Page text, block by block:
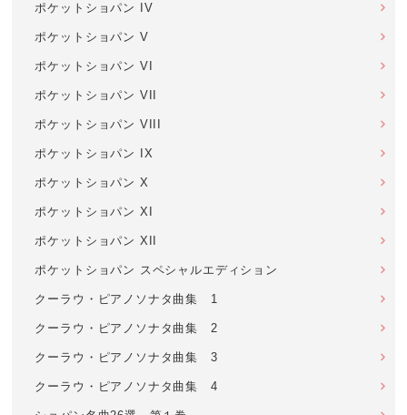
ポケットショパン IV
ポケットショパン V
ポケットショパン VI
ポケットショパン VII
ポケットショパン VIII
ポケットショパン IX
ポケットショパン X
ポケットショパン XI
ポケットショパン XII
ポケットショパン スペシャルエディション
クーラウ・ピアノソナタ曲集 1
クーラウ・ピアノソナタ曲集 2
クーラウ・ピアノソナタ曲集 3
クーラウ・ピアノソナタ曲集 4